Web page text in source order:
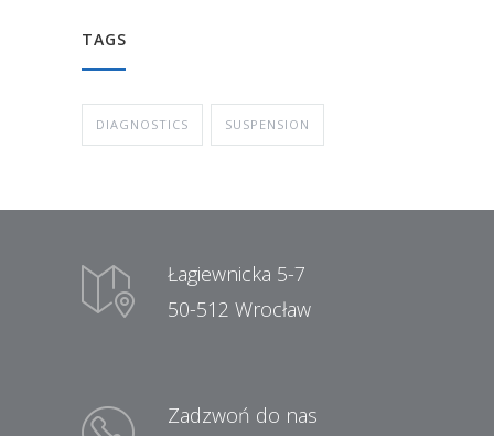
TAGS
DIAGNOSTICS SUSPENSION
Łagiewnicka 5-7
50-512 Wrocław
Zadzwoń do nas